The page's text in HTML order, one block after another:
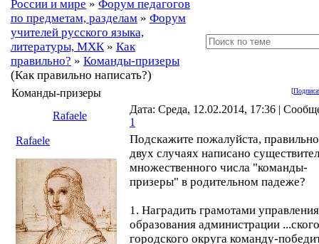
России и мире » Форум педагогов
по предметам, разделам » Форум
учителей русского языка,
литературы, МХК » Как
правильно? » Команды-призеры
(Как правильно написать?)
[
Команды-призеры
Rafaele
Дата: Среда, 12.02.2014, 17:36 |
1
Rafaele
Подскажите пожалуйста,
двух случаях написано
множественного числа "команды-
призеры" в родительном падеже?
1. Наградить грамотами управления
образования администрации ...ского
городского округа команду-